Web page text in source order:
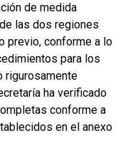
de medida
las dos regiones
previo, conforme a lo
para los
rigurosamente
ha verificado
conforme a
en el anexo